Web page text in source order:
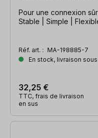
Pour une connexion
Stable | Simple |
Réf. art. : MA-198885-7
En stock, livraison
32,25 €
TTC, frais de livraison
en sus